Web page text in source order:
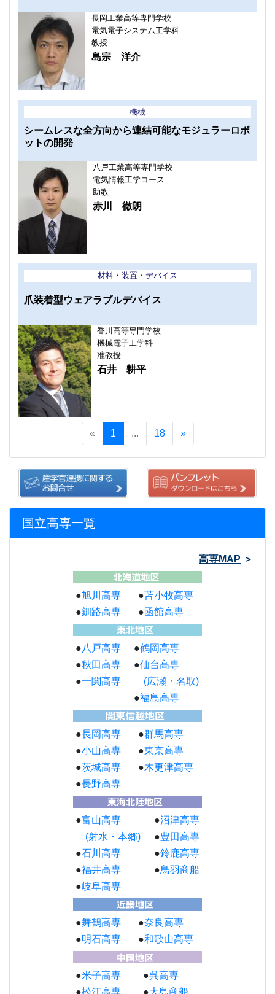
長岡工業高等専門学校
電気電子システム工学科
教授
島宗 洋介
機械
シームレスな全方向から連結可能なモジュラーロボ
ットの開発
八戸工業高等専門学校
電気情報工学コース
助教
赤川 徹朗
材料・装置・デバイス
爪装着型ウェアラブルデバイス
香川高等専門学校
機械電子工学科
准教授
石井 耕平
« 1 ... 18 »
国立高専一覧
高専MAP ＞
●旭川高専 ●苫小牧高専
●釧路高専 ●函館高専
●八戸高専 ●鶴岡高専
●秋田高専 ●仙台高専
●一関高専
(広瀬・名取)
●福島高専
●長岡高専 ●群馬高専
●小山高専 ●東京高専
●茨城高専 ●木更津高専
●長野高専
●富山高専 ●沼津高専
(射水・本郷)
●豊田高専
●石川高専 ●鈴鹿高専
●福井高専 ●鳥羽商船
●岐阜高専
●舞鶴高専 ●奈良高専
●明石高専 ●和歌山高専
●米子高専 ●呉高専